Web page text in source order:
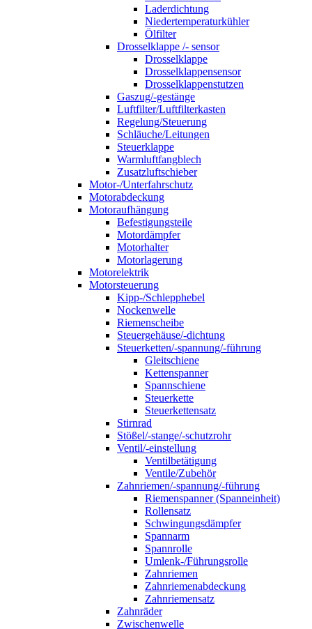
Laderdichtung
Niedertemperaturkühler
Ölfilter
Drosselklappe /- sensor
Drosselklappe
Drosselklappensensor
Drosselklappenstutzen
Gaszug/-gestänge
Luftfilter/Luftfilterkasten
Regelung/Steuerung
Schläuche/Leitungen
Steuerklappe
Warmluftfangblech
Zusatzluftschieber
Motor-/Unterfahrschutz
Motorabdeckung
Motoraufhängung
Befestigungsteile
Motordämpfer
Motorhalter
Motorlagerung
Motorelektrik
Motorsteuerung
Kipp-/Schlepphebel
Nockenwelle
Riemenscheibe
Steuergehäuse/-dichtung
Steuerketten/-spannung/-führung
Gleitschiene
Kettenspanner
Spannschiene
Steuerkette
Steuerkettensatz
Stirnrad
Stößel/-stange/-schutzrohr
Ventil/-einstellung
Ventilbetätigung
Ventile/Zubehör
Zahnriemen/-spannung/-führung
Riemenspanner (Spanneinheit)
Rollensatz
Schwingungsdämpfer
Spannarm
Spannrolle
Umlenk-/Führungsrolle
Zahnriemen
Zahnriemenabdeckung
Zahnriemensatz
Zahnräder
Zwischenwelle